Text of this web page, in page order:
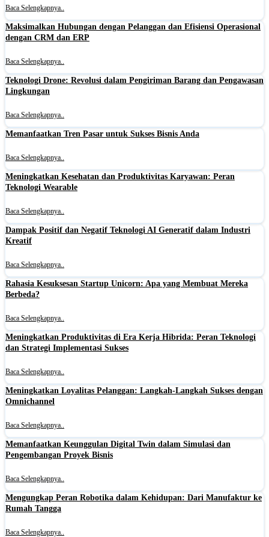
Baca Selengkapnya..
Maksimalkan Hubungan dengan Pelanggan dan Efisiensi Operasional
dengan CRM dan ERP
Baca Selengkapnya..
Teknologi Drone: Revolusi dalam Pengiriman Barang dan Pengawasan
Lingkungan
Baca Selengkapnya..
Memanfaatkan Tren Pasar untuk Sukses Bisnis Anda
Baca Selengkapnya..
Meningkatkan Kesehatan dan Produktivitas Karyawan: Peran
Teknologi Wearable
Baca Selengkapnya..
Dampak Positif dan Negatif Teknologi AI Generatif dalam Industri
Kreatif
Baca Selengkapnya..
Rahasia Kesuksesan Startup Unicorn: Apa yang Membuat Mereka
Berbeda?
Baca Selengkapnya..
Meningkatkan Produktivitas di Era Kerja Hibrida: Peran Teknologi
dan Strategi Implementasi Sukses
Baca Selengkapnya..
Meningkatkan Loyalitas Pelanggan: Langkah-Langkah Sukses dengan
Omnichannel
Baca Selengkapnya..
Memanfaatkan Keunggulan Digital Twin dalam Simulasi dan
Pengembangan Proyek Bisnis
Baca Selengkapnya..
Mengungkap Peran Robotika dalam Kehidupan: Dari Manufaktur ke
Rumah Tangga
Baca Selengkapnya..